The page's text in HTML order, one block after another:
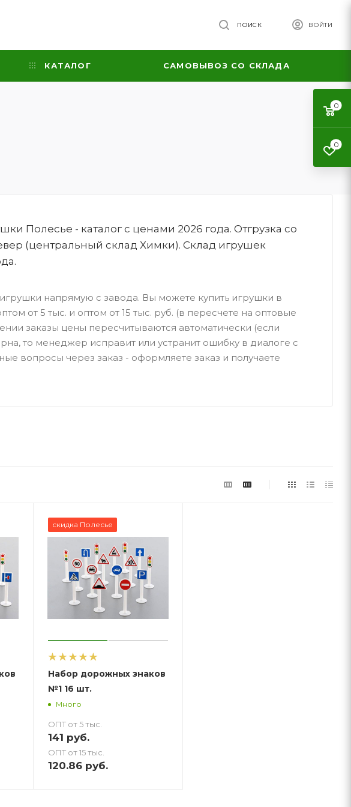
ВОЙТИ
ПОИСК
КАТАЛОГ САМОВЫВОЗ СО СКЛАДА
Полесье - каталог с ценами 2026 года. Отгрузка со
(центральный склад Химки). Склад игрушек
напрямую с завода. Вы можете купить игрушки в
от 5 тыс. и оптом от 15 тыс. руб. (в пересчете на оптовые
заказы цены пересчитываются автоматически (если
то менеджер исправит или устранит ошибку в диалоге с
вопросы через заказ - оформляете заказ и получаете
скидка Полесье
Набор дорожных знаков
№1 16 шт.
Много
ОПТ от 5 тыс.
141 руб.
ОПТ от 15 тыс.
120.86руб.
0
0